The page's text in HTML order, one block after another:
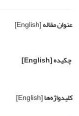
عنوان مقاله[English]
چکیده[English]
کلیدواژه‌ها[English]